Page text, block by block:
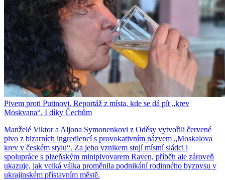
Pivem proti Putinovi. Reportáž z místa, kde se dá pít „krev
Moskvana“. I díky Čechům
Manželé Viktor a Aljona Symonenkovi z Oděsy vytvořili červené
pivo z bizarních ingrediencí s provokativním názvem „Moskalova
krev v českém stylu“. Za jeho vznikem stojí místní sládci i
spolupráce s plzeňským minipivovarem Raven, příběh ale zároveň
ukazuje, jak velká válka proměnila podnikání rodinného byznysu v
ukrajinském přístavním městě.